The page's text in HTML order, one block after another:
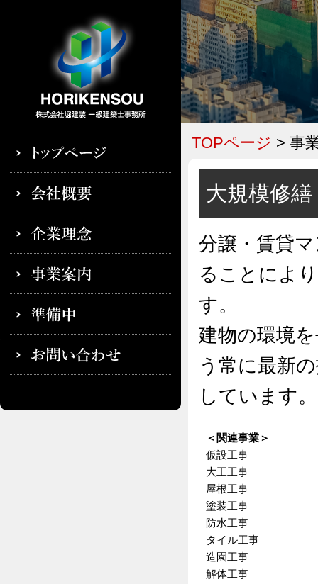
TOPページ > 事
大規模修繕
分譲・賃貸
ることによ
す。
建物の環境
う常に最新
しています。
＜関連事業＞
仮設工事
大工工事
屋根工事
塗装工事
防水工事
タイル工事
造園工事
解体工事